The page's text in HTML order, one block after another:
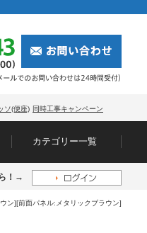
ソ(便座) 同時工事キャンペーン
カテゴリー一覧
ら！→
ン][前面パネル:メタリックブラウン]